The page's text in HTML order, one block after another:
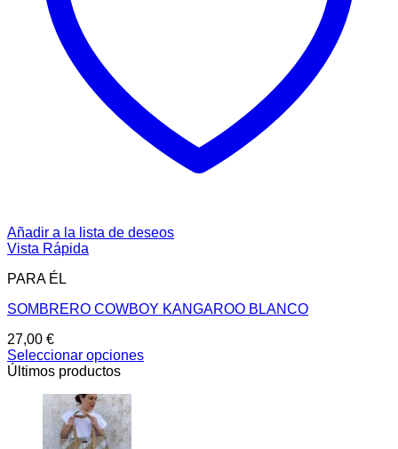
Añadir a la lista de deseos
Vista Rápida
PARA ÉL
SOMBRERO COWBOY KANGAROO BLANCO
27,00 €
Seleccionar opciones
Este
múltiples
variantes.
Últimos productos